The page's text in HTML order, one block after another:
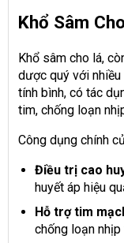
Khổ Sâm
Khổ sâm cho lá,
dược quý với
tính bình, có tác
tim, chống loạn
Công dụng chính
Điều trị cao
huyết áp hiệu
Hỗ trợ tim
chống loạn